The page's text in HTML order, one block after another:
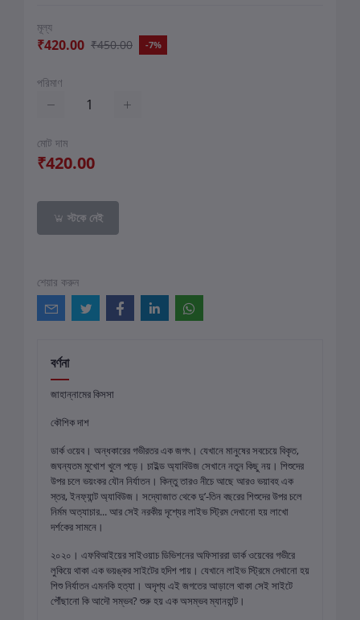
মূল্য
₹420.00 ₹450.00 -7%
পরিমাণ
মোট দাম
₹420.00
স্টকে নেই
শেয়ার করুন
বর্ণনা
জাহান্নামের কিসসা
কৌশিক দাশ
ডার্ক ওয়েব। অন্ধকারের গভীরতর এক জগৎ। যেখানে মানুষের সবচেয়ে বিকৃত,
জঘন্যতম মুখোশ খুলে পড়ে। চাইল্ড অ্যাবিউজ সেখানে নতুন কিছু নয়। শিশুদের
উপর চলে ভয়ংকর যৌন নির্যাতন। কিন্তু তারও নীচে আছে আরও ভয়াবহ এক
স্তর, ইনফ্যান্ট অ্যাবিউজ। সদ্যোজাত থেকে দু’-তিন বছরের শিশুদের উপর চলে
নির্মম অত্যাচার... আর সেই নরকীয় দৃশ্যের লাইভ স্ট্রিম দেখানো হয় লাখো
দর্শকের সামনে।
২০২০। এফবিআইয়ের সাইওয়াচ ডিভিশনের অফিসাররা ডার্ক ওয়েবের গভীরে
লুকিয়ে থাকা এক ভয়ঙ্কর সাইটের হদিশ পায়। যেখানে লাইভ স্ট্রিমে দেখানো হয়
শিশু নির্যাতন এমনকি হত্যা। অদৃশ্য এই জগতের আড়ালে থাকা সেই সাইটে
পৌঁছানো কি আদৌ সম্ভব? শুরু হয় এক অসম্ভব ম্যানহান্ট।